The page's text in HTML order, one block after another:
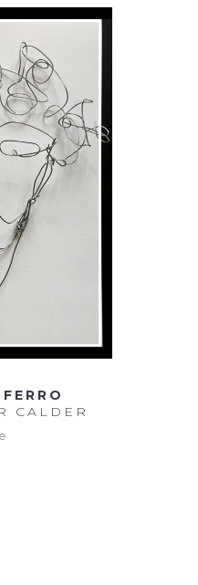
CALDER